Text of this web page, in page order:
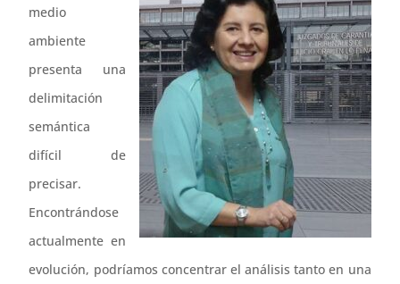
medio
ambiente
presenta una
delimitación
semántica
difícil de
precisar.
Encontrándose
actualmente en
evolución, podríamos concentrar el análisis tanto en una